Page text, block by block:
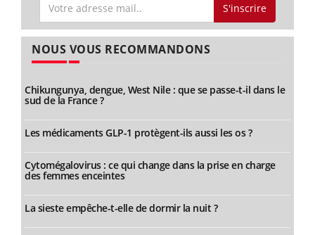
S'inscrire
NOUS VOUS RECOMMANDONS
Chikungunya, dengue, West Nile : que se passe-t-il dans le
sud de la France ?
Les médicaments GLP-1 protègent-ils aussi les os ?
Cytomégalovirus : ce qui change dans la prise en charge
des femmes enceintes
La sieste empêche-t-elle de dormir la nuit ?